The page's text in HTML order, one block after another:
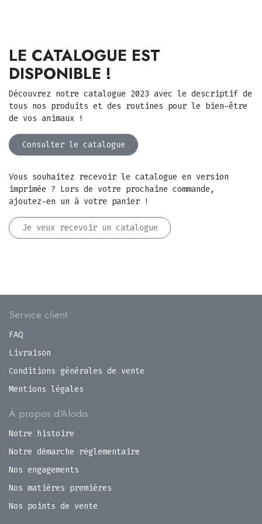
LE CATALOGUE EST
DISPONIBLE !
Découvrez notre catalogue 2023 avec le descriptif de
tous nos produits et des routines pour le bien-être
de vos animaux !
Consulter le catalogue
Vous souhaitez recevoir le catalogue en version
imprimée ? Lors de votre prochaine commande,
ajoutez-en un à votre panier !
Je veux recevoir un catalogue
Service client
FAQ
Livraison
Conditions générales de vente
Mentions légales
À propos d'Alodis
Notre histoire
Notre démarche réglementaire
Nos engagements
Nos matières premières
Nos points de vente